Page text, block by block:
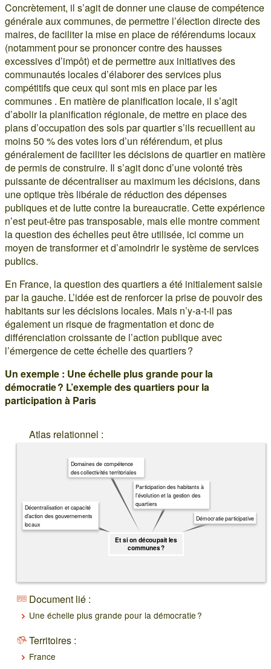
Concrètement, il s’agit de donner une clause de compétence
générale aux communes, de permettre l’élection directe des
maires, de faciliter la mise en place de référendums locaux
(notamment pour se prononcer contre des hausses
excessives d’impôt) et de permettre aux initiatives des
communautés locales d’élaborer des services plus
compétitifs que ceux qui sont mis en place par les
communes . En matière de planification locale, il s’agit
d’abolir la planification régionale, de mettre en place des
plans d’occupation des sols par quartier s’ils recueillent au
moins 50 % des votes lors d’un référendum, et plus
généralement de faciliter les décisions de quartier en matière
de permis de construire. Il s’agit donc d’une volonté très
puissante de décentraliser au maximum les décisions, dans
une optique très libérale de réduction des dépenses
publiques et de lutte contre la bureaucratie. Cette expérience
n’est peut-être pas transposable, mais elle montre comment
la question des échelles peut être utilisée, ici comme un
moyen de transformer et d’amoindrir le système de services
publics.
En France, la question des quartiers a été initialement saisie
par la gauche. L’idée est de renforcer la prise de pouvoir des
habitants sur les décisions locales. Mais n’y-a-t-il pas
également un risque de fragmentation et donc de
différenciation croissante de l’action publique avec
l’émergence de cette échelle des quartiers ?
Un exemple : Une échelle plus grande pour la
démocratie ? L’exemple des quartiers pour la
participation à Paris
Atlas relationnel :
Et si on découpait les
communes ?
Démocratie participative
Participation des habitants à
l'évolution et la gestion des
quartiers
Domaines de compétence
des collectivités territoriales
Décentralisation et capacité
d'action des gouvernements
locaux
Document lié :
Une échelle plus grande pour la démocratie ?
Territoires :
France